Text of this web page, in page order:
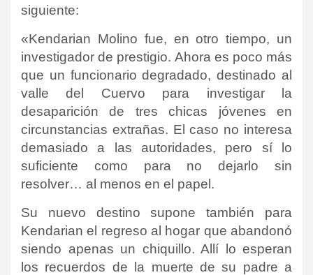
siguiente:
«Kendarian Molino fue, en otro tiempo, un
investigador de prestigio. Ahora es poco más
que un funcionario degradado, destinado al
valle del Cuervo para investigar la
desaparición de tres chicas jóvenes en
circunstancias extrañas. El caso no interesa
demasiado a las autoridades, pero sí lo
suficiente como para no dejarlo sin
resolver… al menos en el papel.
Su nuevo destino supone también para
Kendarian el regreso al hogar que abandonó
siendo apenas un chiquillo. Allí lo esperan
los recuerdos de la muerte de su padre a